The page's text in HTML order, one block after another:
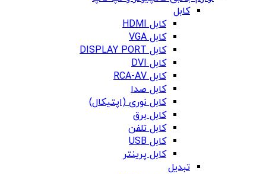
کابل
کابل HDMI
کابل VGA
کابل DISPLAY PORT
کابل DVI
کابل RCA-AV
کابل صدا
کابل نوری (اپتیکال)
کابل برق
کابل تلفن
کابل USB
کابل پرینتر
تبدیل